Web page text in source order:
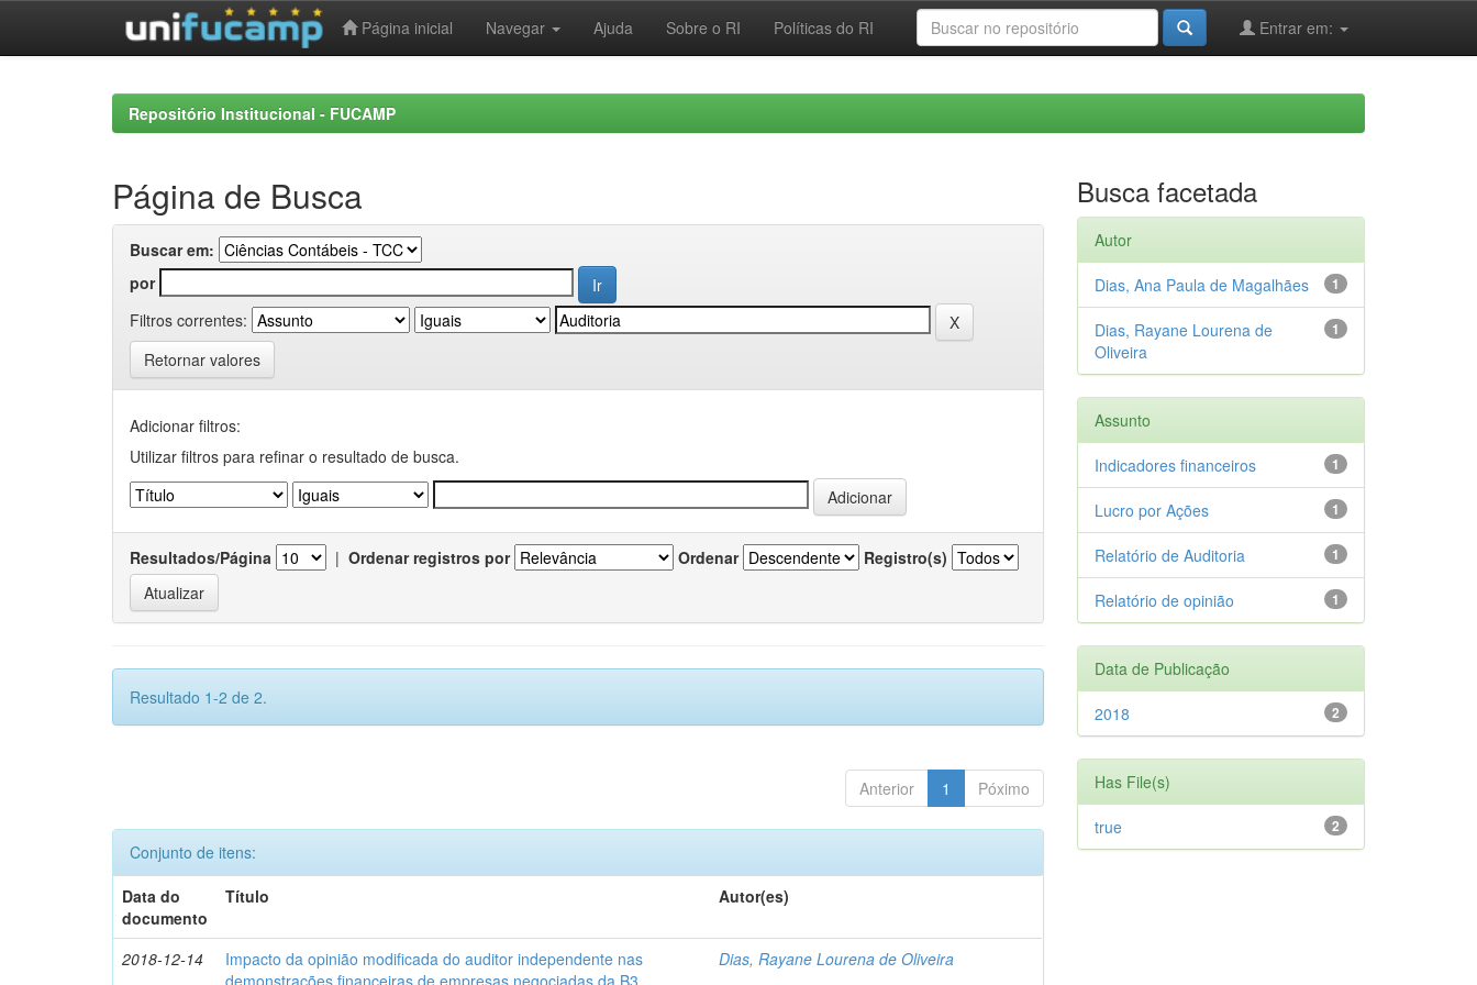
Página inicial Navegar Ajuda Sobre o RI Políticas do RI Entrar em:
Repositório Institucional - FUCAMP
Página de Busca
Buscar em:
por
Filtros correntes:
Retornar valores
Adicionar filtros:
Utilizar filtros para refinar o resultado de busca.
Resultados/Página | Ordenar registros por Ordenar Registro(s)
Resultado 1-2 de 2.
Anterior 1 Póximo
Conjunto de itens:
Data do
documento
Título Autor(es)
2018-12-14
Impacto da opinião modificada do auditor independente nas
demonstrações financeiras de empresas negociadas da B3
Dias, Rayane Lourena de Oliveira
Busca facetada
Autor
1
Dias, Ana Paula de Magalhães
1
Dias, Rayane Lourena de
Oliveira
Assunto
1
Indicadores financeiros
1
Lucro por Ações
1
Relatório de Auditoria
1
Relatório de opinião
Data de Publicação
2
2018
Has File(s)
2
true